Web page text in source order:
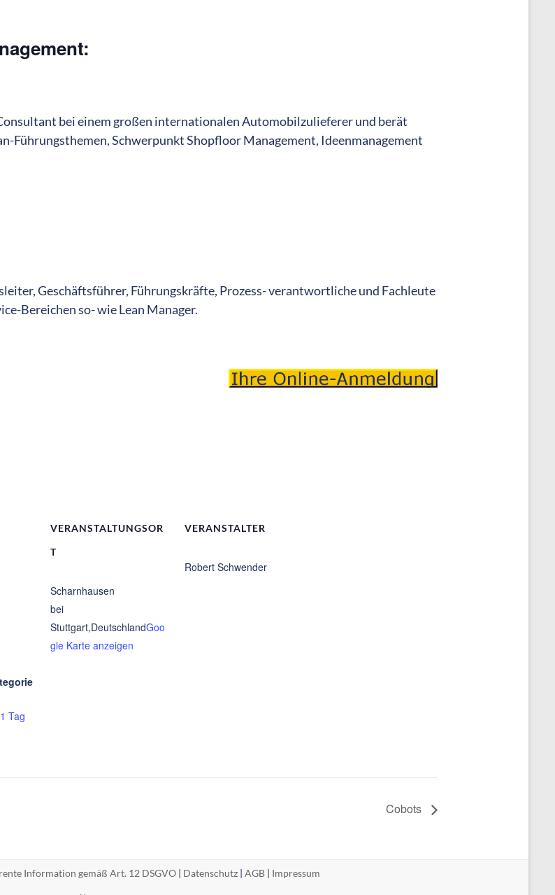
bei einem großen internationalen Automobilzulieferer und berät
Führungsthemen, Schwerpunkt Shopfloor Management, Ideenmanagement
Geschäftsführer, Führungskräfte, Prozess- verantwortliche und Fachleute
Bereichen so- wie Lean Manager.
Tag
VERANSTALTUNGSOR
T
Scharnhausen
bei
Stuttgart,DeutschlandGoo
gle Karte anzeigen
VERANSTALTER
Robert Schwender
Cobots
Information gemäß Art. 12 DSGVO | Datenschutz | AGB | Impressum